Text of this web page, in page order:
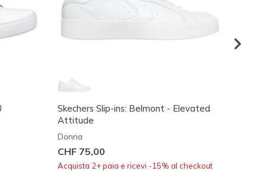
Skechers Slip-ins: Belmont - Elevated
Attitude
Donna
CHF 75,00
Acquista 2+ paia e ricevi -15% al checkout